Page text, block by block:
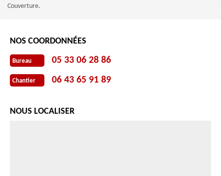
Couverture.
NOS COORDONNÉES
Bureau 05 33 06 28 86
Chantier 06 43 65 91 89
NOUS LOCALISER